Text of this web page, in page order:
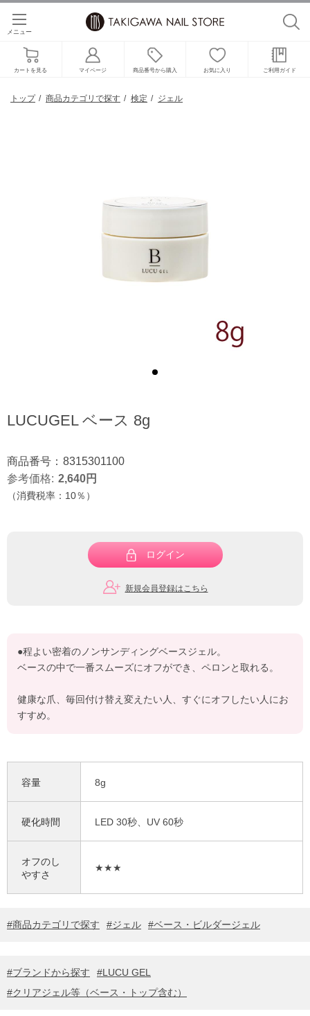
カートを見る マイページ 商品番号から購入 お気に入り ご利用ガイド
メニュー
トップ 商品カテゴリで探す 検定 ジェル
LUCUGEL ベース 8g
商品番号： 8315301100
参考価格
2,640円
（消費税率： 10％ ）
ログイン
新規会員登録はこちら
●程よい密着のノンサンディングベースジェル。
ベースの中で一番スムーズにオフができ、ペロンと取れる。
健康な爪、毎回付け替え変えたい人、すぐにオフしたい人にお
すすめ。
容量 8g
硬化時間 LED 30秒、UV 60秒
オフのし
やすさ
★★★
商品カテゴリで探す ジェル ベース・ビルダージェル
ブランドから探す
LUCU GEL
クリアジェル等（ベース・トップ含む）